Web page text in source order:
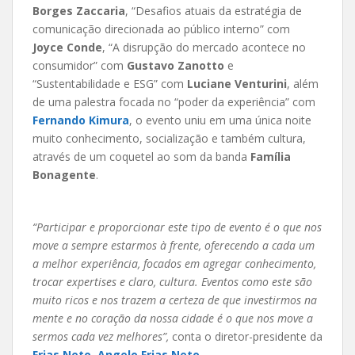
Borges Zaccaria, “Desafios atuais da estratégia de
comunicação direcionada ao público interno” com
Joyce Conde, “A disrupção do mercado acontece no
consumidor” com Gustavo Zanotto e
“Sustentabilidade e ESG” com Luciane Venturini, além
de uma palestra focada no “poder da experiência” com
Fernando Kimura, o evento uniu em uma única noite
muito conhecimento, socialização e também cultura,
através de um coquetel ao som da banda Família
Bonagente.
“Participar e proporcionar este tipo de evento é o que nos
move a sempre estarmos à frente, oferecendo a cada um
a melhor experiência, focados em agregar conhecimento,
trocar expertises e claro, cultura. Eventos como este são
muito ricos e nos trazem a certeza de que investirmos na
mente e no coração da nossa cidade é o que nos move a
sermos cada vez melhores”, conta o diretor-presidente da